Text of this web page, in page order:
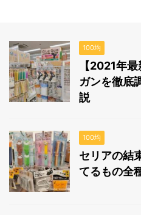
100均
【2021年
ガンを徹底
説
100均
セリアの結
てるもの全